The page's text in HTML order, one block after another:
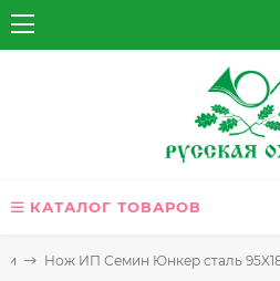
КАТАЛОГ ТОВАРОВ
Нож ИП Семин Юнкер сталь